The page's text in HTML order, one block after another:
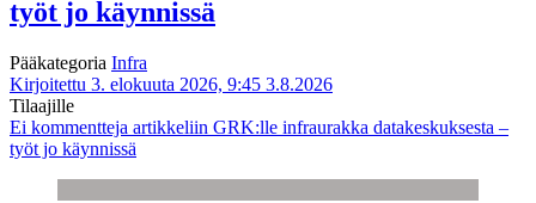
työt jo käynnissä
Pääkategoria Infra
Kirjoitettu 3. elokuuta 2026, 9:45 3.8.2026
Tilaajille
Ei kommentteja artikkeliin GRK:lle infraurakka datakeskuksesta –
työt jo käynnissä